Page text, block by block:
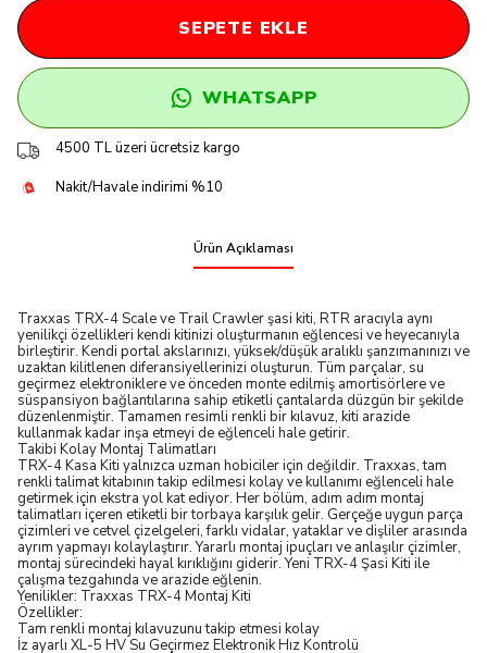
SEPETE EKLE
WHATSAPP
4500 TL üzeri ücretsiz kargo
Nakit/Havale indirimi %10
Ürün Açıklaması
Traxxas TRX-4 Scale ve Trail Crawler şasi kiti, RTR aracıyla aynı
yenilikçi özellikleri kendi kitinizi oluşturmanın eğlencesi ve heyecanıyla
birleştirir. Kendi portal akslarınızı, yüksek/düşük aralıklı şanzımanınızı ve
uzaktan kilitlenen diferansiyellerinizi oluşturun. Tüm parçalar, su
geçirmez elektroniklere ve önceden monte edilmiş amortisörlere ve
süspansiyon bağlantılarına sahip etiketli çantalarda düzgün bir şekilde
düzenlenmiştir. Tamamen resimli renkli bir kılavuz, kiti arazide
kullanmak kadar inşa etmeyi de eğlenceli hale getirir.
Takibi Kolay Montaj Talimatları
TRX-4 Kasa Kiti yalnızca uzman hobiciler için değildir. Traxxas, tam
renkli talimat kitabının takip edilmesi kolay ve kullanımı eğlenceli hale
getirmek için ekstra yol kat ediyor. Her bölüm, adım adım montaj
talimatları içeren etiketli bir torbaya karşılık gelir. Gerçeğe uygun parça
çizimleri ve cetvel çizelgeleri, farklı vidalar, yataklar ve dişliler arasında
ayrım yapmayı kolaylaştırır. Yararlı montaj ipuçları ve anlaşılır çizimler,
montaj sürecindeki hayal kırıklığını giderir. Yeni TRX-4 Şasi Kiti ile
çalışma tezgahında ve arazide eğlenin.
Yenilikler: Traxxas TRX-4 Montaj Kiti
Özellikler:
Tam renkli montaj kılavuzunu takip etmesi kolay
İz ayarlı XL-5 HV Su Geçirmez Elektronik Hız Kontrolü